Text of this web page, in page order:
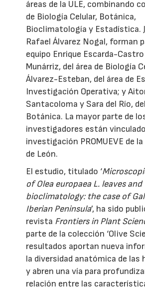
áreas de la ULE, combinando
de Biología Celular, Botánica,
Bioclimatología y Estadística.
Rafael Álvarez Nogal, forman
equipo Enrique Escarda-
Munárriz, del área de Biología
Álvarez-Esteban, del área de
Investigación Operativa; y
Santacoloma y Sara del Río,
Botánica. La mayor parte de
investigadores están
investigación PROMUEVE de
de León.
El estudio, titulado ‘
of Olea europaea L. leaves and
bioclimatology: the case of
Iberian Peninsula’, ha sido
revista Frontiers in Plant
parte de la colección ‘Olive
resultados aportan nueva
la diversidad anatómica de las
y abren una vía para
relación entre las